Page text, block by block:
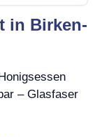
in Birken-
– Glasfaser